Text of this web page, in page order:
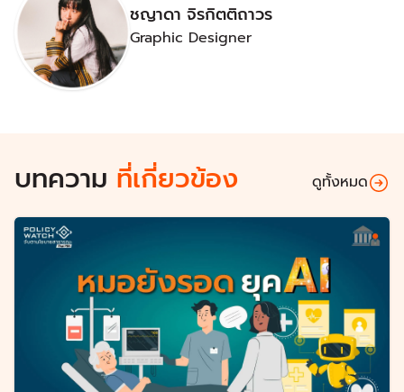
ชญาดา จิรกิตติถาวร
Graphic Designer
บทความ ที่เกี่ยวข้อง ดูทั้งหมด